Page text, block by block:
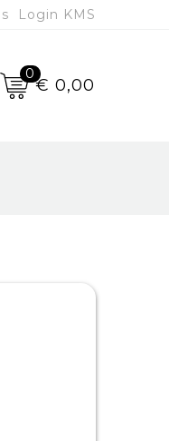
Login KMS
0
€ 0,00